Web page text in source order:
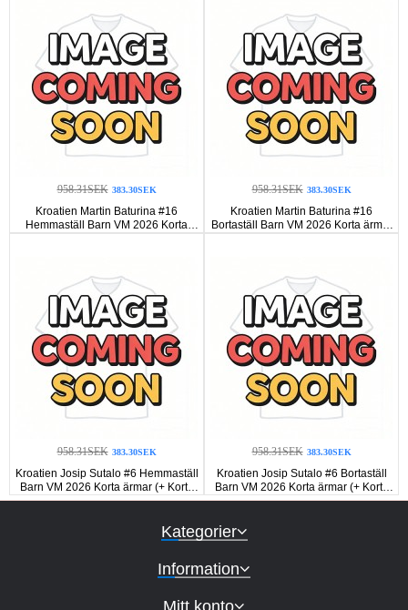
958.31SEK 383.30SEK
Kroatien Martin Baturina #16
Hemmaställ Barn VM 2026 Korta
ärmar (+ Korta byxor)
958.31SEK 383.30SEK
Kroatien Martin Baturina #16
Bortaställ Barn VM 2026 Korta ärmar
(+ Korta byxor)
958.31SEK 383.30SEK
Kroatien Josip Sutalo #6 Hemmaställ
Barn VM 2026 Korta ärmar (+ Korta
byxor)
958.31SEK 383.30SEK
Kroatien Josip Sutalo #6 Bortaställ
Barn VM 2026 Korta ärmar (+ Korta
byxor)
Kategorier
Information
Mitt konto